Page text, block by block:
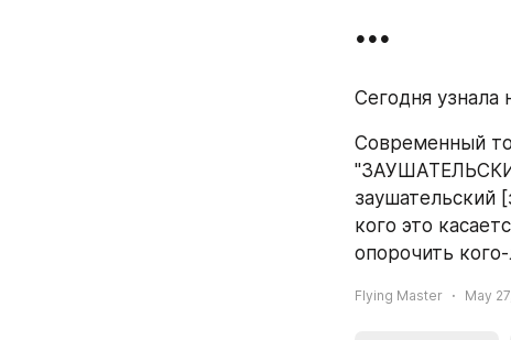
...
Сегодня узнала
Современный
заушательский
кого это
опорочить
Flying Master May